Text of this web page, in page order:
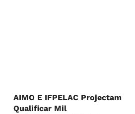
AIMO E IFPELAC Projectam
Qualificar Mil